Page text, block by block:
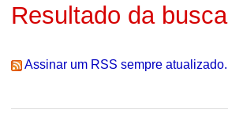
Resultado da busca
Assinar um RSS sempre atualizado.